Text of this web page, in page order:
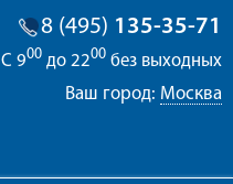
8 (495) 135-35-71
С 900 до 2200 без выходных
Ваш город: Москва